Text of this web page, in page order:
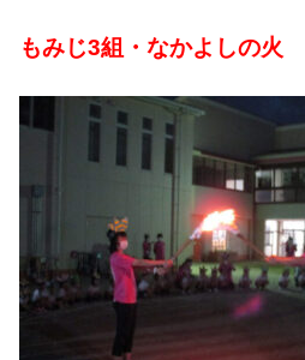
もみじ3組・なかよしの火